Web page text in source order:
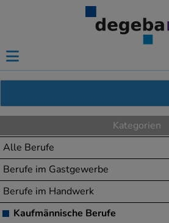
Kategorien
Alle Berufe
Berufe im Gastgewerbe
Berufe im Handwerk
Kaufmännische Berufe